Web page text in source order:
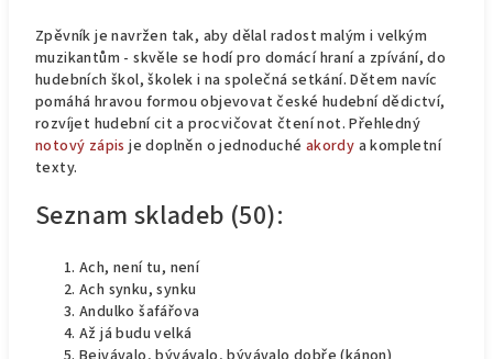
Zpěvník je navržen tak, aby dělal radost malým i velkým
muzikantům - skvěle se hodí pro domácí hraní a zpívání, do
hudebních škol, školek i na společná setkání. Dětem navíc
pomáhá hravou formou objevovat české hudební dědictví,
rozvíjet hudební cit a procvičovat čtení not. Přehledný
notový zápis je doplněn o jednoduché akordy a kompletní
texty.
Seznam skladeb (50):
Ach, není tu, není
Ach synku, synku
Andulko šafářova
Až já budu velká